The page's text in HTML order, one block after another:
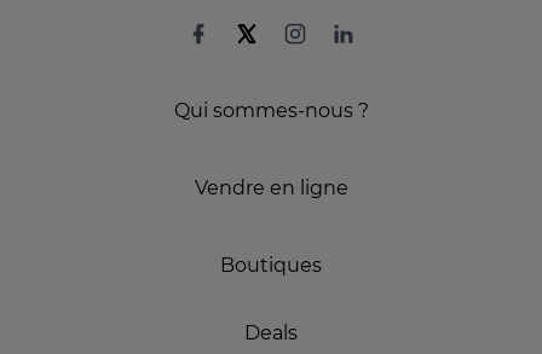
Qui sommes-nous ?
Vendre en ligne
Boutiques
Deals